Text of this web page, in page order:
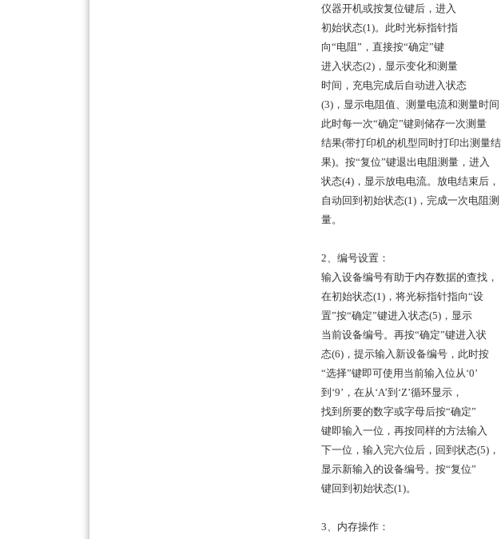
仪器开机或按复位键后，进入
初始状态(1)。此时光标指针指
向“电阻”，直接按“确定”键
进入状态(2)，显示变化和测量
时间，充电完成后自动进入状态
(3)，显示电阻值、测量电流和测量时间
此时每一次“确定”键则储存一次测量
结果(带打印机的机型同时打印出测量结
果)。按“复位”键退出电阻测量，进入
状态(4)，显示放电电流。放电结束后，
自动回到初始状态(1)，完成一次电阻测
量。
2、编号设置：
输入设备编号有助于内存数据的查找，
在初始状态(1)，将光标指针指向“设
置”按“确定”键进入状态(5)，显示
当前设备编号。再按“确定”键进入状
态(6)，提示输入新设备编号，此时按
“选择”键即可使用当前输入位从‘0’
到‘9’，在从‘A’到‘Z’循环显示，
找到所要的数字或字母后按“确定”
键即输入一位，再按同样的方法输入
下一位，输入完六位后，回到状态(5)，
显示新输入的设备编号。按“复位”
键回到初始状态(1)。
3、内存操作：